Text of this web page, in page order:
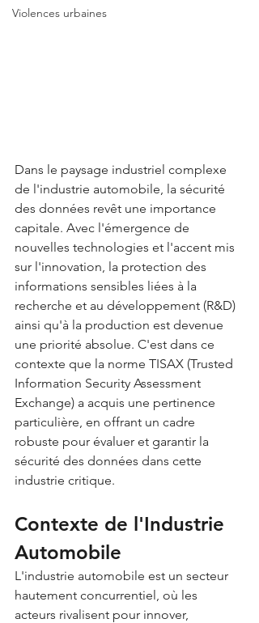
Violences urbaines
Dans le paysage industriel complexe
de l'industrie automobile, la sécurité
des données revêt une importance
capitale. Avec l'émergence de
nouvelles technologies et l'accent mis
sur l'innovation, la protection des
informations sensibles liées à la
recherche et au développement (R&D)
ainsi qu'à la production est devenue
une priorité absolue. C'est dans ce
contexte que la norme TISAX (Trusted
Information Security Assessment
Exchange) a acquis une pertinence
particulière, en offrant un cadre
robuste pour évaluer et garantir la
sécurité des données dans cette
industrie critique.
Contexte de l'Industrie
Automobile
L'industrie automobile est un secteur
hautement concurrentiel, où les
acteurs rivalisent pour innover,